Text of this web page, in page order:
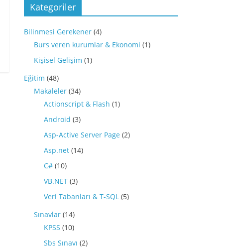
Kategoriler
Bilinmesi Gerekener (4)
Burs veren kurumlar & Ekonomi (1)
Kişisel Gelişim (1)
Eğitim (48)
Makaleler (34)
Actionscript & Flash (1)
Android (3)
Asp-Active Server Page (2)
Asp.net (14)
C# (10)
VB.NET (3)
Veri Tabanları & T-SQL (5)
Sınavlar (14)
KPSS (10)
Sbs Sınavı (2)